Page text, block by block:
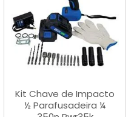
Kit Chave de Impacto
½ Parafusadeira ¼